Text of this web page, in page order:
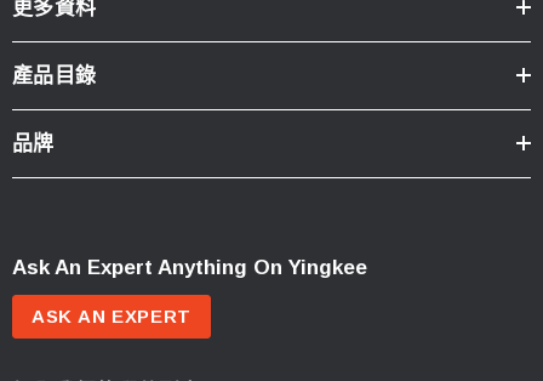
更多資料
產品目錄
品牌
Ask An Expert Anything On Yingkee
ASK AN EXPERT